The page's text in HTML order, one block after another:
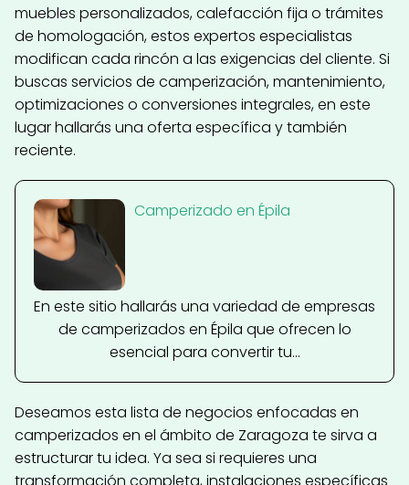
muebles personalizados, calefacción fija o trámites
de homologación, estos expertos especialistas
modifican cada rincón a las exigencias del cliente. Si
buscas servicios de camperización, mantenimiento,
optimizaciones o conversiones integrales, en este
lugar hallarás una oferta específica y también
reciente.
Camperizado en Épila
En este sitio hallarás una variedad de empresas
de camperizados en Épila que ofrecen lo
esencial para convertir tu...
Deseamos esta lista de negocios enfocadas en
camperizados en el ámbito de Zaragoza te sirva a
estructurar tu idea. Ya sea si requieres una